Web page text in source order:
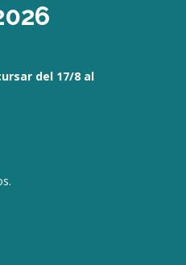
del 17/8 al